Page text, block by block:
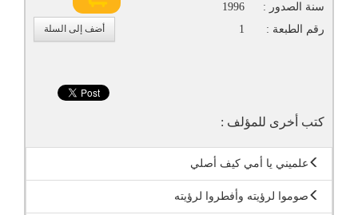
أضف إلى السلة
سنة الصدور :
1996
رقم الطبعة :
1
كتب أخرى للمؤلف :
علميني يا أمي كيف أصلي
صوموا لرؤيته وأفطروا لرؤيته